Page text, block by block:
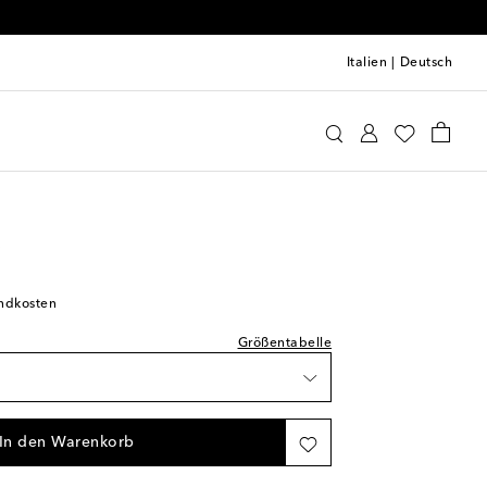
Italien Deutsch
Größentabelle
In den Warenkorb